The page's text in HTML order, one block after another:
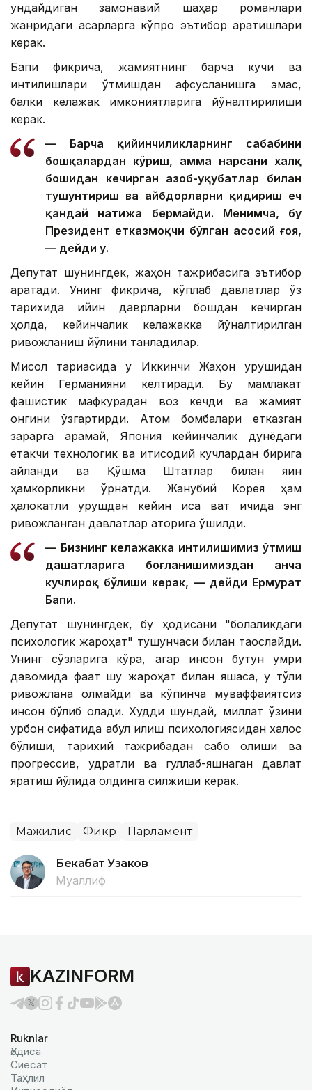
ундайдиган замонавий шаҳар романлари
жанридаги асарларга кўпроқ эътибор қаратишлари
керак.
Бапи фикрича, жамиятнинг барча кучи ва
интилишлари ўтмишдан афсусланишга эмас,
балки келажак имкониятларига йўналтирилиши
керак.
— Барча қийинчиликларнинг сабабини
бошқалардан кўриш, ҳамма нарсани халқ
бошидан кечирган азоб-уқубатлар билан
тушунтириш ва айбдорларни қидириш ҳеч
қандай натижа бермайди. Менимча, бу
Президент етказмоқчи бўлган асосий ғоя,
— дейди у.
Депутат шунингдек, жаҳон тажрибасига эътибор
қаратади. Унинг фикрича, кўплаб давлатлар ўз
тарихида қийин даврларни бошдан кечирган
ҳолда, кейинчалик келажакка йўналтирилган
ривожланиш йўлини танладилар.
Мисол тариқасида у Иккинчи Жаҳон урушидан
кейин Германияни келтиради. Бу мамлакат
фашистик мафкурадан воз кечди ва жамият
онгини ўзгартирди. Атом бомбалари етказган
зарарга қарамай, Япония кейинчалик дунёдаги
етакчи технологик ва иқтисодий кучлардан бирига
айланди ва Қўшма Штатлар билан яқин
ҳамкорликни ўрнатди. Жанубий Корея ҳам
ҳалокатли урушдан кейин қисқа вақт ичида энг
ривожланган давлатлар қаторига қўшилди.
— Бизнинг келажакка интилишимиз ўтмиш
даҳшатларига боғланишимиздан анча
кучлироқ бўлиши керак, — дейди Ермурат
Бапи.
Депутат шунингдек, бу ҳодисани "болаликдаги
психологик жароҳат" тушунчаси билан таққослайди.
Унинг сўзларига кўра, агар инсон бутун умри
давомида фақат шу жароҳат билан яшаса, у тўлиқ
ривожлана олмайди ва кўпинча муваффақиятсиз
инсон бўлиб қолади. Худди шундай, миллат ўзини
қурбон сифатида қабул қилиш психологиясидан халос
бўлиши, тарихий тажрибадан сабоқ олиши ва
прогрессив, қудратли ва гуллаб-яшнаган давлат
яратиш йўлида олдинга силжиши керак.
Мажилис Фикр Парламент
Бекабат Узаков
Муаллиф
KAZINFORM
Ruknlar
Ҳодиса
Сиёсат
Таҳлил